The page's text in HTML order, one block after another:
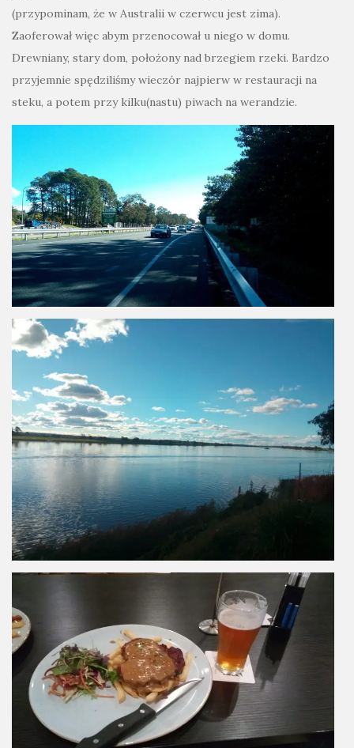
(przypominam, że w Australii w czerwcu jest zima).
Zaoferował więc abym przenocował u niego w domu.
Drewniany, stary dom, położony nad brzegiem rzeki. Bardzo
przyjemnie spędziliśmy wieczór najpierw w restauracji na
steku, a potem przy kilku(nastu) piwach na werandzie.